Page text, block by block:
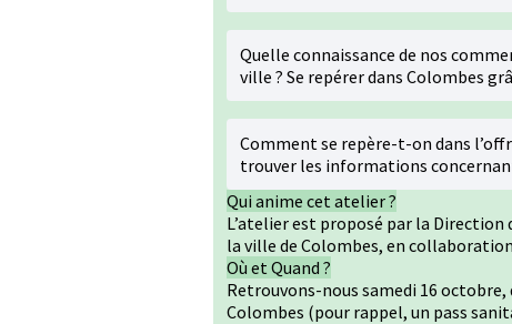
Quelle connaissance de nos
ville ? Se repérer dans Colombes
Comment se repère-t-on dans
trouver les informations
Qui anime cet atelier ?
L’atelier est proposé par la Direction
la ville de Colombes, en
Où et Quand ?
Retrouvons-nous samedi 16 octobre,
Colombes (pour rappel, un pass